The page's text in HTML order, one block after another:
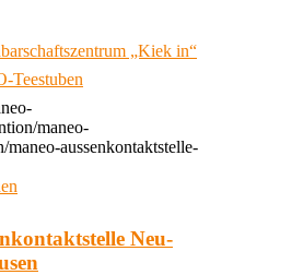
„Kiek in“
Teestuben
maneo-
maneo-aussenkontaktstelle-
Neu-